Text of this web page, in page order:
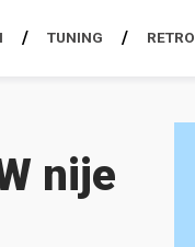
TUNING RETRO
nije